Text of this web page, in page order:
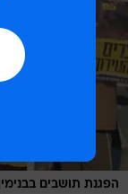
הפגנת תושבים בבנימין